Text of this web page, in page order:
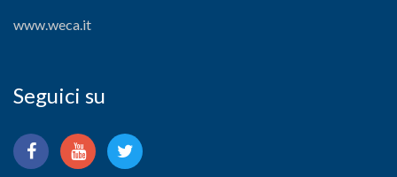
www.weca.it
Seguici su